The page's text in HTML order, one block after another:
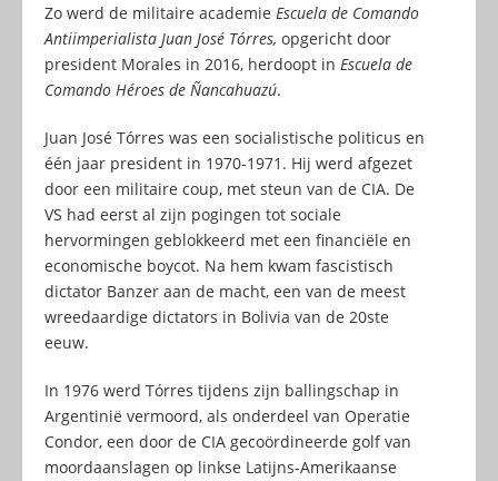
Zo werd de militaire academie Escuela de Comando
Antiimperialista Juan José Tórres, opgericht door
president Morales in 2016, herdoopt in Escuela de
Comando Héroes de Ñancahuazú.
Juan José Tórres was een socialistische politicus en
één jaar president in 1970-1971. Hij werd afgezet
door een militaire coup, met steun van de CIA. De
VS had eerst al zijn pogingen tot sociale
hervormingen geblokkeerd met een financiële en
economische boycot. Na hem kwam fascistisch
dictator Banzer aan de macht, een van de meest
wreedaardige dictators in Bolivia van de 20ste
eeuw.
In 1976 werd Tórres tijdens zijn ballingschap in
Argentinië vermoord, als onderdeel van Operatie
Condor, een door de CIA gecoördineerde golf van
moordaanslagen op linkse Latijns-Amerikaanse